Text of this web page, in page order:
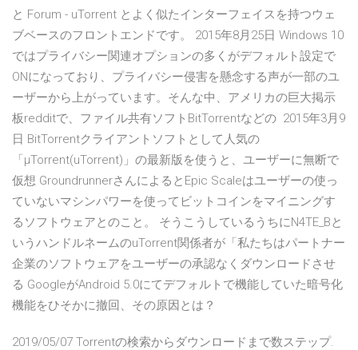
と Forum - uTorrent とよく似たインターフェイスを持つウェ
ブベースのフロントエンドです。 2015年8月25日 Windows 10
ではプライバシー関連オプションの多くがデフォルト設定で
ONになっており、プライバシー侵害を懸念する声が一部のユ
ーザーから上がっています。そんな中、アメリカの巨大掲示
板redditで、ファイル共有ソフトBitTorrentなどの 2015年3月9
日 BitTorrentクライアントソフトとして人気の
「μTorrent(uTorrent)」の最新版を使うと、ユーザーに無断で
仮想 GroundrunnerさんによるとEpic Scaleはユーザーの使っ
ていないマシンパワーを使ってビットコインをマイニングす
るソフトウェアとのこと。 そうこうしているうちにN4TE_Bと
いうハンドルネームのuTorrent関係者が「私たちはパートナー
企業のソフトウェアをユーザーの承認なくダウンロードさせ
る GoogleがAndroid 5.0にてデフォルトで機能していた暗号化
機能をひそかに撤回、その原因とは？
2019/05/07 Torrentの検索からダウンロードまで数ステップ.